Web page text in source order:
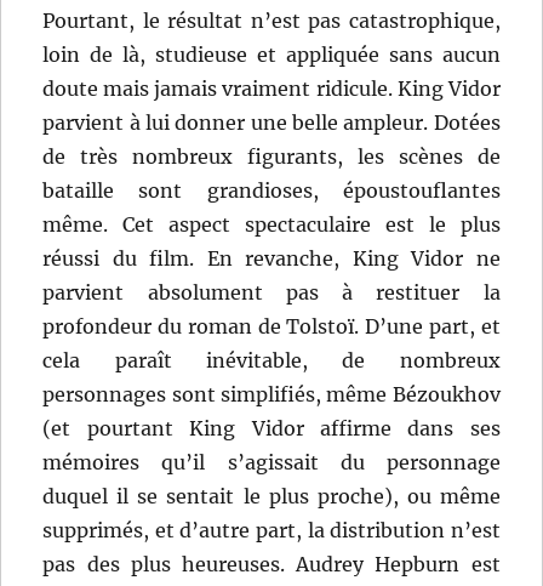
Pourtant, le résultat n’est pas catastrophique,
loin de là, studieuse et appliquée sans aucun
doute mais jamais vraiment ridicule. King Vidor
parvient à lui donner une belle ampleur. Dotées
de très nombreux figurants, les scènes de
bataille sont grandioses, époustouflantes
même. Cet aspect spectaculaire est le plus
réussi du film. En revanche, King Vidor ne
parvient absolument pas à restituer la
profondeur du roman de Tolstoï. D’une part, et
cela paraît inévitable, de nombreux
personnages sont simplifiés, même Bézoukhov
(et pourtant King Vidor affirme dans ses
mémoires qu’il s’agissait du personnage
duquel il se sentait le plus proche), ou même
supprimés, et d’autre part, la distribution n’est
pas des plus heureuses. Audrey Hepburn est